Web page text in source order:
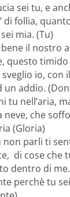
sei tu, e
di follia,
mia. (Tu)
bene il nostro
questo
io, con
un addio.
tu nell’aria,
neve, che
(Gloria)
non parli ti
di cose che
dentro di
perchè tu